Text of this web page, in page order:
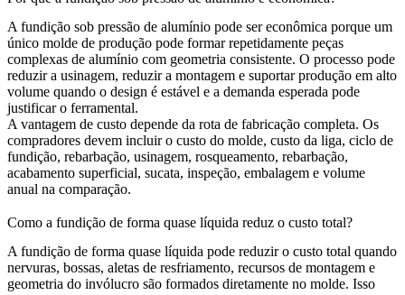
A fundição sob pressão de alumínio pode ser econômica porque um
único molde de produção pode formar repetidamente peças
complexas de alumínio com geometria consistente. O processo pode
reduzir a usinagem, reduzir a montagem e suportar produção em alto
volume quando o design é estável e a demanda esperada pode
justificar o ferramental.
A vantagem de custo depende da rota de fabricação completa. Os
compradores devem incluir o custo do molde, custo da liga, ciclo de
fundição, rebarbação, usinagem, rosqueamento, rebarbação,
acabamento superficial, sucata, inspeção, embalagem e volume
anual na comparação.
Como a fundição de forma quase líquida reduz o custo total?
A fundição de forma quase líquida pode reduzir o custo total quando
nervuras, bossas, aletas de resfriamento, recursos de montagem e
geometria do invólucro são formados diretamente no molde. Isso